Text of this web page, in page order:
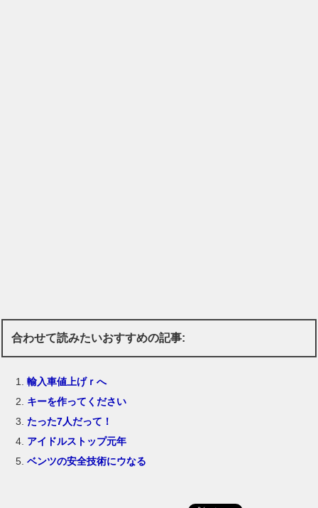
合わせて読みたいおすすめの記事:
輸入車値上げｒへ
キーを作ってください
たった7人だって！
アイドルストップ元年
ベンツの安全技術にウなる